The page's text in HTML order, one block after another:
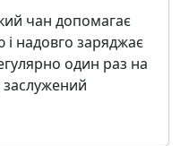
чан допомагає
надовго заряджає
один раз на
заслужений